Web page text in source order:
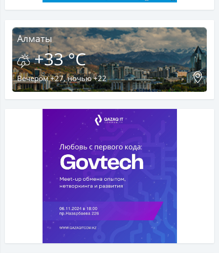
Алматы
+33 °C
Вечером +27, ночью +22